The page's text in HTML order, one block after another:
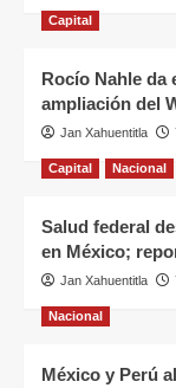
Capital
Rocío Nahle da
ampliación del
Jan Xahuentitla
Capital Nacional
Salud federal
en México;
Jan Xahuentitla
Nacional
México y Perú